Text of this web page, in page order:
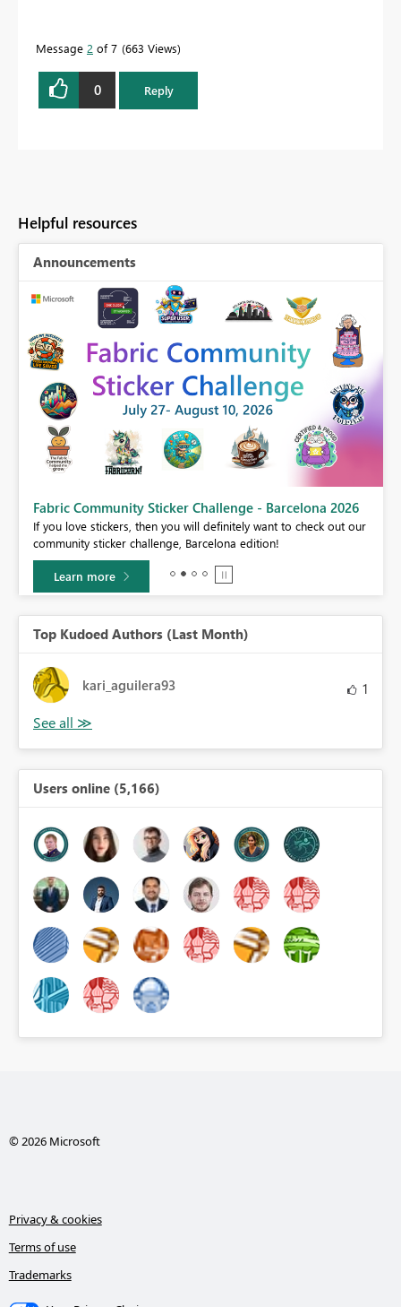
Message 2 of 7 663 Views
0 Reply
Helpful resources
Announcements
Fabric Community Sticker Challenge - Barcelona 2026
If you love stickers, then you will definitely want to check out our
community sticker challenge, Barcelona edition!
Learn more
Top Kudoed Authors (Last Month)
kari_aguilera93 1
Users online (5,166)
© 2026 Microsoft
Privacy & cookies
Terms of use
Trademarks